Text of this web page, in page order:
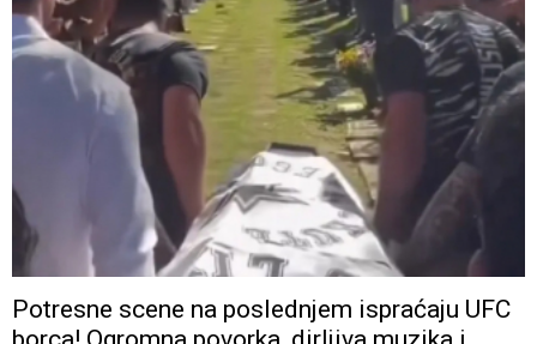
Potresne scene na poslednjem ispraćaju UFC